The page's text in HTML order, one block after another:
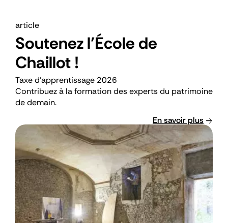
article
Soutenez l’École de
Chaillot !
Descriptif
court
Taxe d'apprentissage 2026
Contribuez à la formation des experts du patrimoine
de demain.
En savoir plus
Visuel
en
page
d’accueil